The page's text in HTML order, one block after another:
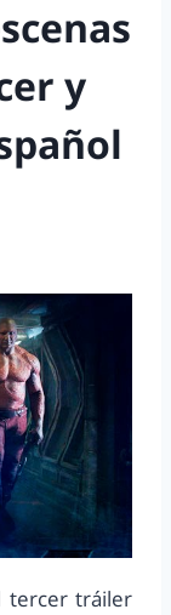
y
tercer tráiler